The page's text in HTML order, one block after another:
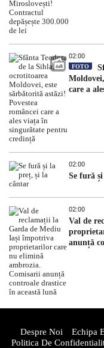
02:00
FOTO
care a
02:00
Se fură
02:00
Val de
anunță
Despre Noi Echipa
Politica De